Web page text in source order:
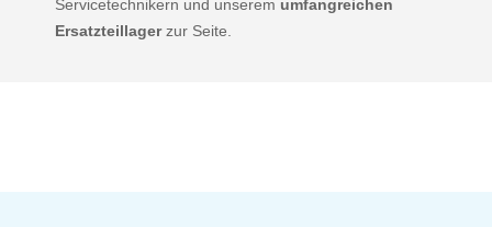
Servicetechnikern und unserem umfangreichen
Ersatzteillagerzur Seite.